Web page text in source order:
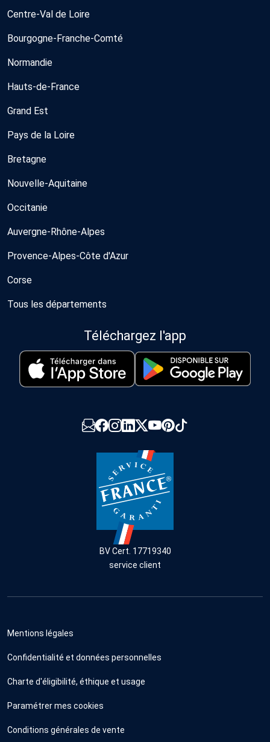
Centre-Val de Loire
Bourgogne-Franche-Comté
Normandie
Hauts-de-France
Grand Est
Pays de la Loire
Bretagne
Nouvelle-Aquitaine
Occitanie
Auvergne-Rhône-Alpes
Provence-Alpes-Côte d'Azur
Corse
Tous les départements
Téléchargez l'app
BV Cert. 17719340
service client
Mentions légales
Confidentialité et données personnelles
Charte d'éligibilité, éthique et usage
Paramétrer mes cookies
Conditions générales de vente